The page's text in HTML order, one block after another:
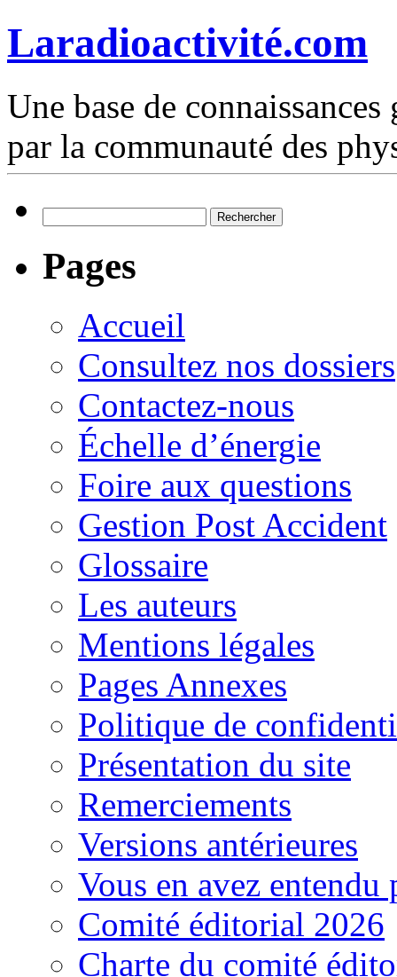
Laradioactivité.com
Une base de
par la communauté des
Pages
Accueil
Consultez nos dossiers
Contactez-nous
Échelle d’énergie
Foire aux questions
Gestion Post Accident
Glossaire
Les auteurs
Mentions légales
Pages Annexes
Politique de
Présentation du site
Remerciements
Versions antérieures
Vous en avez entendu
Comité éditorial 2026
Charte du comité